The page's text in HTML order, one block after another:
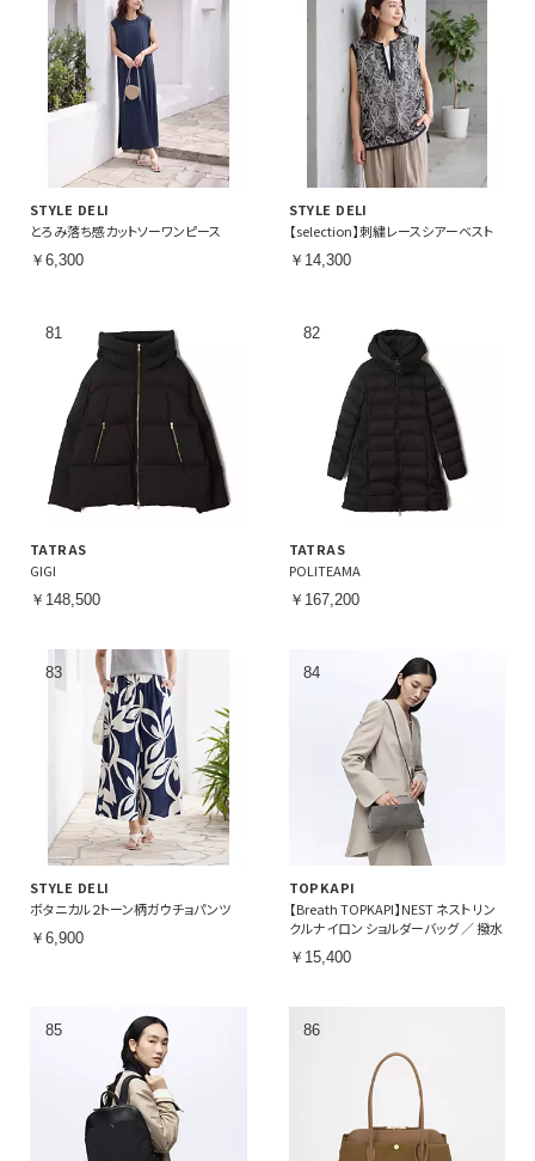
STYLE DELI
とろみ落ち感カットソーワンピース
￥6,300
STYLE DELI
【selection】刺繍レースシアーベスト
￥14,300
TATRAS
GIGI
￥148,500
TATRAS
POLITEAMA
￥167,200
STYLE DELI
ボタニカル２トーン柄ガウチョパンツ
￥6,900
TOPKAPI
【Breath TOPKAPI】NEST ネスト リン
クルナイロン ショルダーバッグ ／ 撥水
￥15,400